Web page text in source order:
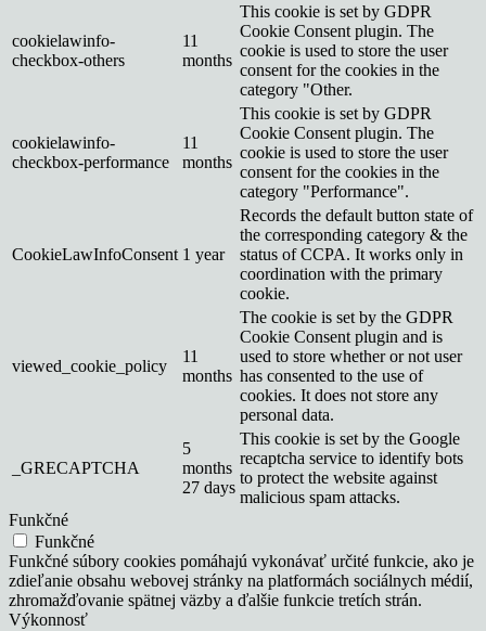
cookielawinfo-
checkbox-others
11
months
This cookie is set by GDPR
Cookie Consent plugin. The
cookie is used to store the user
consent for the cookies in the
category "Other.
cookielawinfo-
checkbox-performance
11
months
This cookie is set by GDPR
Cookie Consent plugin. The
cookie is used to store the user
consent for the cookies in the
category "Performance".
CookieLawInfoConsent 1 year
Records the default button state of
the corresponding category & the
status of CCPA. It works only in
coordination with the primary
cookie.
viewed_cookie_policy
11
months
The cookie is set by the GDPR
Cookie Consent plugin and is
used to store whether or not user
has consented to the use of
cookies. It does not store any
personal data.
_GRECAPTCHA
5
months
27 days
This cookie is set by the Google
recaptcha service to identify bots
to protect the website against
malicious spam attacks.
Funkčné
Funkčné
Funkčné súbory cookies pomáhajú vykonávať určité funkcie, ako je
zdieľanie obsahu webovej stránky na platformách sociálnych médií,
zhromažďovanie spätnej väzby a ďalšie funkcie tretích strán.
Výkonnosť